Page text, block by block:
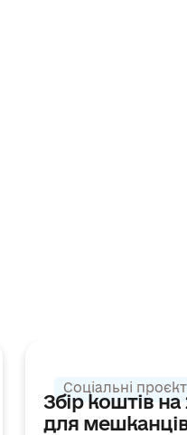
ЗБІР
Соціальні
Збір коштів на
для